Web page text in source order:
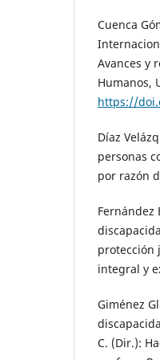
Cuenca
Avances y
Humanos,
https://
Díaz
personas
por razón
Fernández
protección
integral y
Giménez
C. (Dir.):